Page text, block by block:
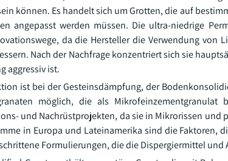
können. Es handelt sich um Grotten, die auf
angepasst werden müssen. Die ultra-niedrige
da die Hersteller die Verwendung von
Nach der Nachfrage konzentriert sich sie
aggressiv ist.
ist bei der Gesteinsdämpfung, der
möglich, die als
und Nachrüstprojekten, da sie in Mikrorissen
in Europa und Lateinamerika sind die Faktoren,
Formulierungen, die die Dispergiermittel